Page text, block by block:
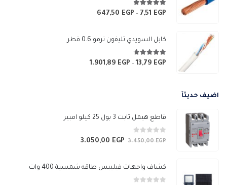
4.83 من 5
7,51 EGP
–
647,50 EGP
من
خلال
كابل السويدي تليفون ترمو 0.6 قطر
4.67 من 5
13,79 EGP
–
1.901,89 EGP
نطاق
اضيف حديثآ
قاطع هيمل ثابت 3 بول 25 كيلو امبير
0 من 53.450,00EGP
السعر
هو:
3.050,00 EGP
السعر
هو:
كشاف واجهات فيليبس طاقه شمسية 400 وات